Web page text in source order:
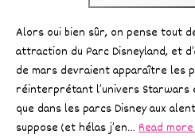
Alors oui bien sûr, on pense tout
attraction du Parc Disneyland, et
de mars devraient apparaître les
réinterprétant l’univers
que dans les parcs Disney aux
suppose (et hélas j’en… Read